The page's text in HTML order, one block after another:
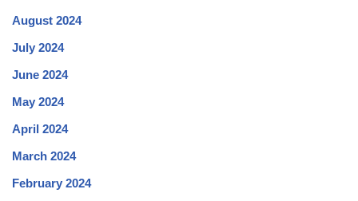
August 2024
July 2024
June 2024
May 2024
April 2024
March 2024
February 2024